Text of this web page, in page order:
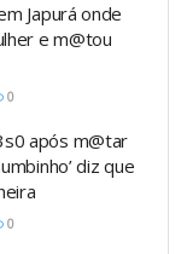
Japurá onde
e m@tou
0
após m@tar
diz que
0